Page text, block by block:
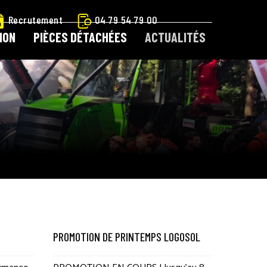
Recrutement 04 79 54 79 00
PIÈCES DÉTACHÉES ACTUALITÉS
OUTILS LOGOSOLCATALOGUE LOCATION
CONTACT CONTACT LOGOSOL
PROMOTION DE PRINTEMPS LOGOSOL